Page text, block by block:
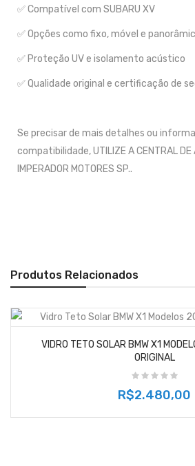
✅ Compatível com SUBARU XV
✅ Opções como fixo, móvel e
✅ Proteção UV e isolamento acústico
✅ Qualidade original e certificação de
Se precisar de mais detalhes ou
compatibilidade, UTILIZE A CENTRAL DE
IMPERADOR MOTORES SP..
Produtos Relacionados
VIDRO TETO SOLAR BMW X1
ORIGINAL
R$2.480,00